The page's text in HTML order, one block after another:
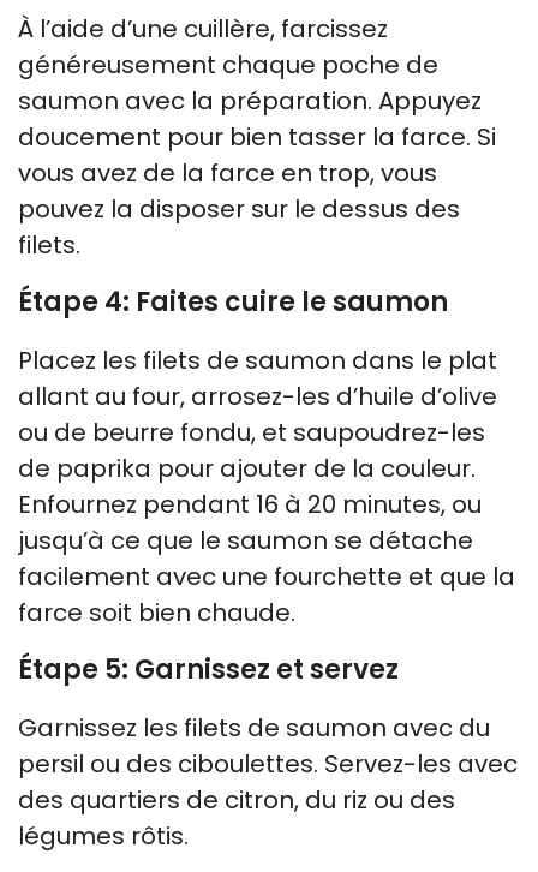
À l’aide d’une cuillère, farcissez
généreusement chaque poche de
saumon avec la préparation. Appuyez
doucement pour bien tasser la farce. Si
vous avez de la farce en trop, vous
pouvez la disposer sur le dessus des
filets.
Étape 4: Faites cuire le saumon
Placez les filets de saumon dans le plat
allant au four, arrosez-les d’huile d’olive
ou de beurre fondu, et saupoudrez-les
de paprika pour ajouter de la couleur.
Enfournez pendant 16 à 20 minutes, ou
jusqu’à ce que le saumon se détache
facilement avec une fourchette et que la
farce soit bien chaude.
Étape 5: Garnissez et servez
Garnissez les filets de saumon avec du
persil ou des ciboulettes. Servez-les avec
des quartiers de citron, du riz ou des
légumes rôtis.